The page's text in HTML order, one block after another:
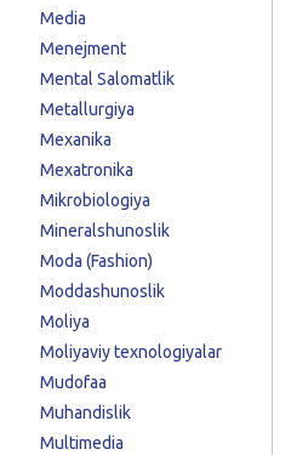
Media
Menejment
Mental Salomatlik
Metallurgiya
Mexanika
Mexatronika
Mikrobiologiya
Mineralshunoslik
Moda (Fashion)
Moddashunoslik
Moliya
Moliyaviy texnologiyalar
Mudofaa
Muhandislik
Multimedia